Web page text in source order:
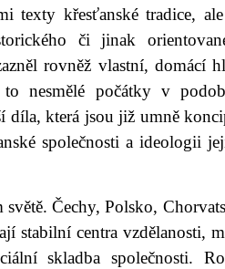
texty křesťanské tradice,
či jinak
rovněž vlastní, domácí
nesmělé počátky v
která jsou již umně
společnosti a ideologii
Čechy, Polsko,
centra vzdělanosti,
skladba společnosti.